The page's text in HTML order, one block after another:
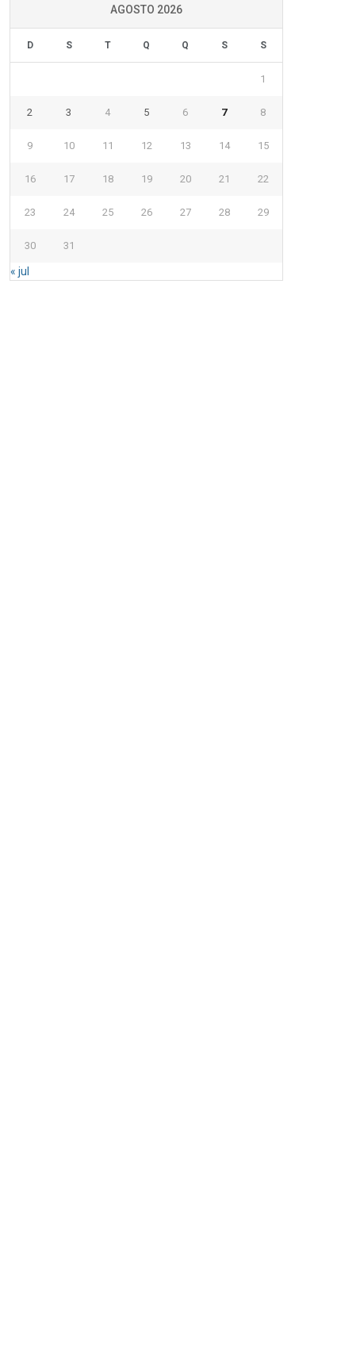
AGOSTO 2026
D S T Q Q S S
1
2 3 4 5 6 7 8
9 10 11 12 13 14 15
16 17 18 19 20 21 22
23 24 25 26 27 28 29
30 31
« jul